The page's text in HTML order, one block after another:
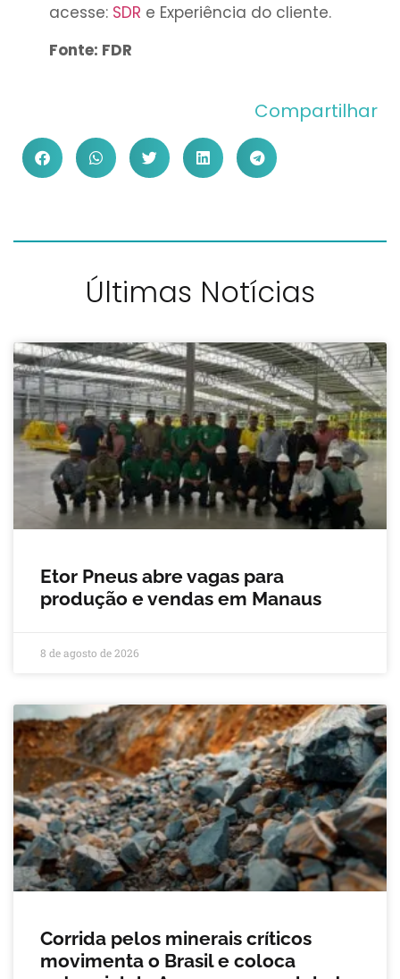
acesse: SDR e Experiência do cliente.
Fonte: FDR
Compartilhar
Últimas Notícias
Etor Pneus abre vagas para
produção e vendas em Manaus
8 de agosto de 2026
Corrida pelos minerais críticos
movimenta o Brasil e coloca